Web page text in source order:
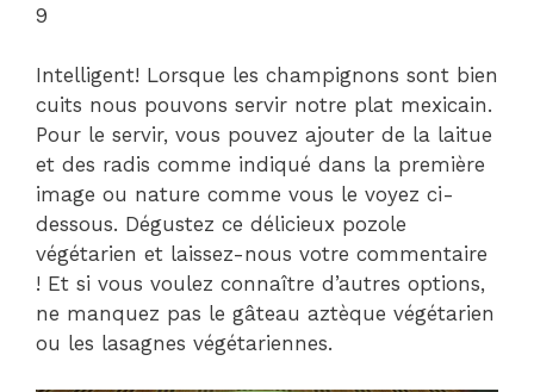
9
Intelligent! Lorsque les champignons sont bien
cuits nous pouvons servir notre plat mexicain.
Pour le servir, vous pouvez ajouter de la laitue
et des radis comme indiqué dans la première
image ou nature comme vous le voyez ci-
dessous. Dégustez ce délicieux pozole
végétarien et laissez-nous votre commentaire
! Et si vous voulez connaître d’autres options,
ne manquez pas le gâteau aztèque végétarien
ou les lasagnes végétariennes.